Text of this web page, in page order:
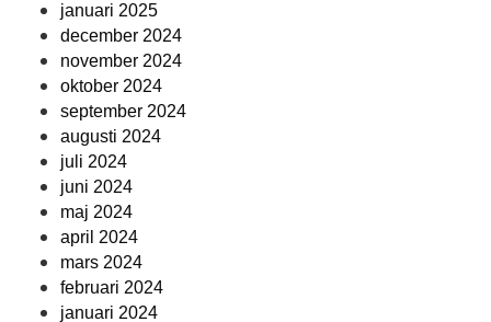
januari 2025
december 2024
november 2024
oktober 2024
september 2024
augusti 2024
juli 2024
juni 2024
maj 2024
april 2024
mars 2024
februari 2024
januari 2024